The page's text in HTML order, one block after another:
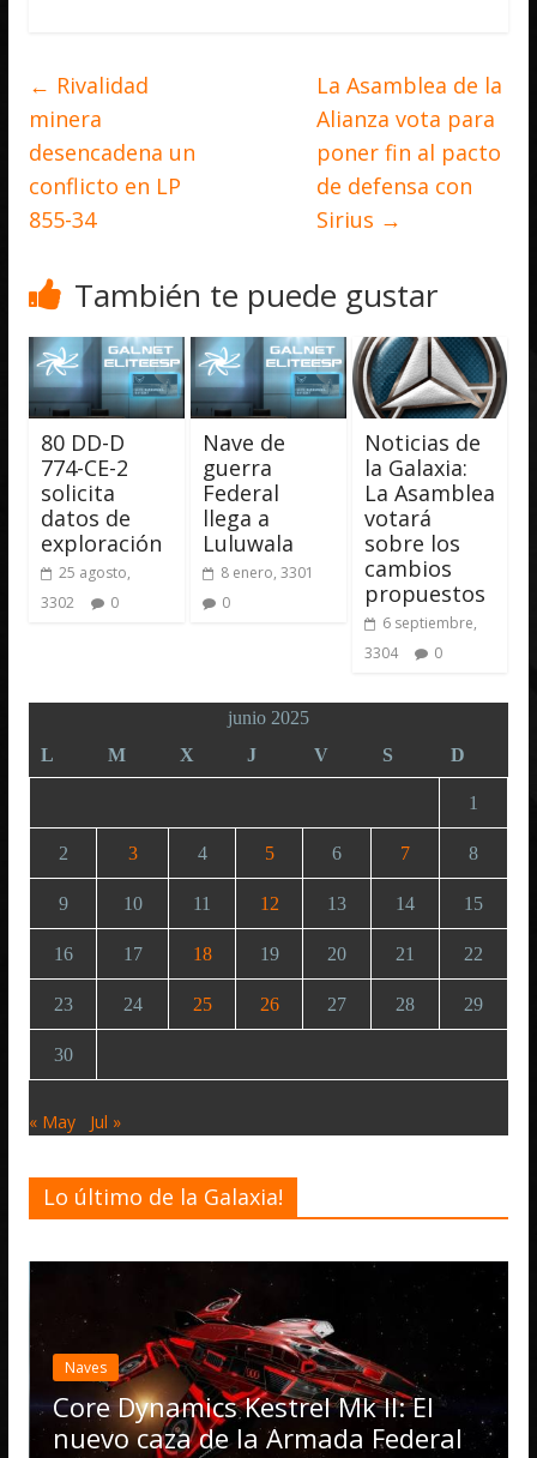
← Rivalidad
minera
desencadena un
conflicto en LP
855-34
La Asamblea de la
Alianza vota para
poner fin al pacto
de defensa con
Sirius →
También te puede gustar
80 DD-D
774-CE-2
solicita
datos de
exploración
25 agosto,
3302
0
Nave de
guerra
Federal
llega a
Luluwala
8 enero, 3301
0
Noticias de
la Galaxia:
La Asamblea
votará
sobre los
cambios
propuestos
6 septiembre,
3304
0
junio 2025
L
M X J V S D
1
2 3 4 5 6 7 8
9 10 11 12 13 14 15
16 17 18 19 20 21 22
23 24 25 26 27 28 29
30
« May Jul »
Lo último de la Galaxia!
Kestrel Mk II: El
de la Armada Federal
Elite